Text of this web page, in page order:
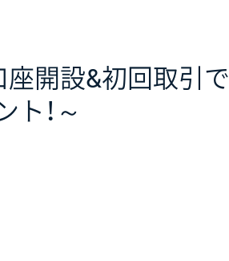
開設&初回取引で
！～